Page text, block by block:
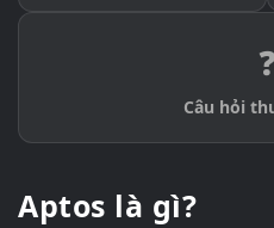
❓
Câu hỏi
Aptos là gì?